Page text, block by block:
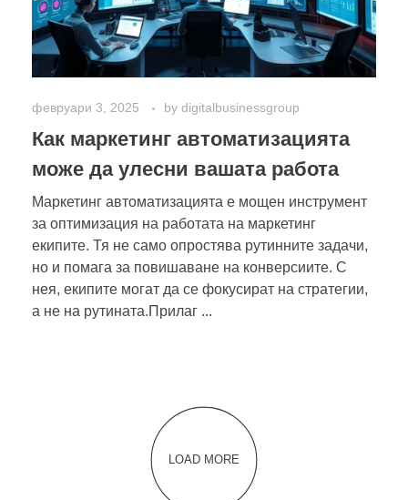
февруари 3, 2025 by digitalbusinessgroup
Как маркетинг автоматизацията
може да улесни вашата работа
Маркетинг автоматизацията е мощен инструмент
за оптимизация на работата на маркетинг
екипите. Тя не само опростява рутинните задачи,
но и помага за повишаване на конверсиите. С
нея, екипите могат да се фокусират на стратегии,
а не на рутината.Прилаг ...
LOAD MORE